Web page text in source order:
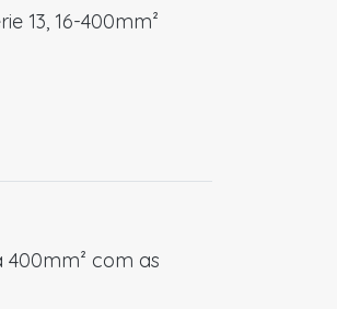
13, 16-400mm²
400mm² com as